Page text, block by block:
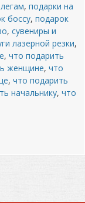
, подарки на
боссу, подарок
, сувениры и
лазерной резки,
, что подарить
женщине, что
, что подарить
начальнику, что